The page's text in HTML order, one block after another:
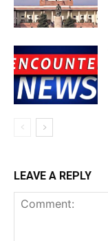
LEAVE A REPLY